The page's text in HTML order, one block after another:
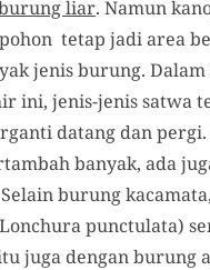
liar. Namun
tetap jadi area
jenis burung.
ini, jenis-jenis satwa
datang dan pergi.
banyak, ada
burung
punctulata)
juga dengan burung